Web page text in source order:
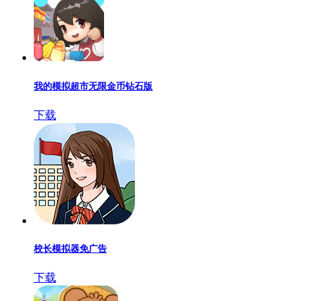
我的模拟超市无限金币钻石版
下载
校长模拟器免广告
下载